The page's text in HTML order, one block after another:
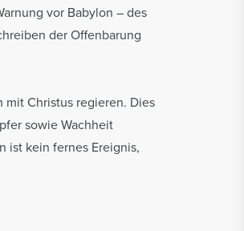
vor Babylon – des
der Offenbarung
mit Christus regieren. Dies
sowie Wachheit
ist kein fernes Ereignis,